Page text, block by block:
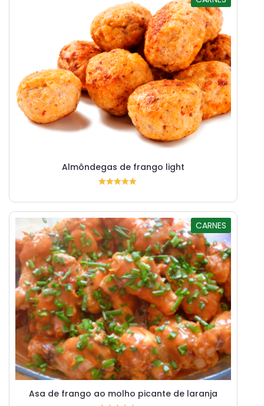
Almôndegas de frango light
CARNES
Asa de frango ao molho picante de laranja